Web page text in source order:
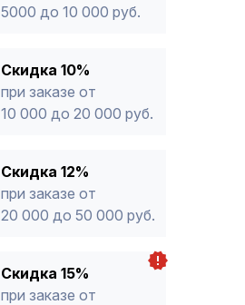
5000 до 10 000 руб.
Скидка 10%
при заказе от
10 000 до 20 000 руб.
Скидка 12%
при заказе от
20 000 до 50 000 руб.
Скидка 15%
при заказе от